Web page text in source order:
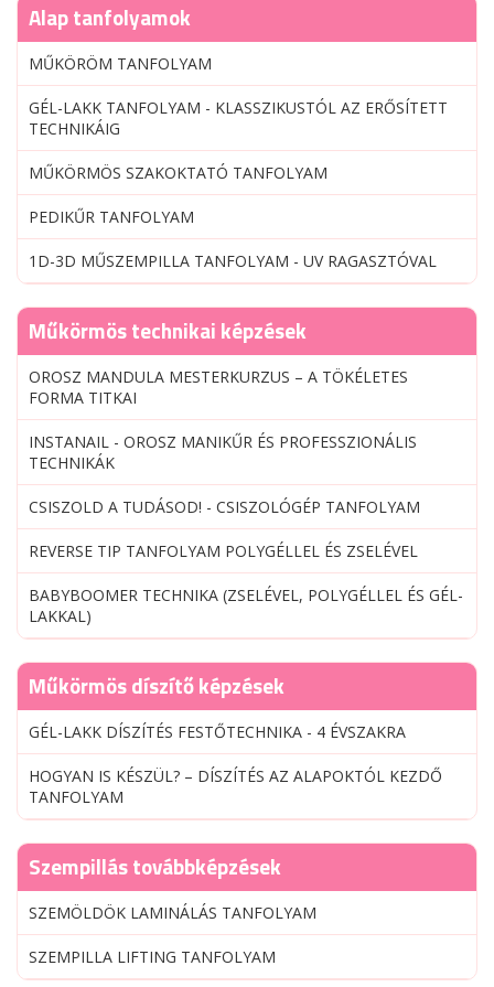
Alap tanfolyamok
MŰKÖRÖM TANFOLYAM
GÉL-LAKK TANFOLYAM - KLASSZIKUSTÓL AZ ERŐSÍTETT
TECHNIKÁIG
MŰKÖRMÖS SZAKOKTATÓ TANFOLYAM
PEDIKŰR TANFOLYAM
1D-3D MŰSZEMPILLA TANFOLYAM - UV RAGASZTÓVAL
Műkörmös technikai képzések
OROSZ MANDULA MESTERKURZUS – A TÖKÉLETES
FORMA TITKAI
INSTANAIL - OROSZ MANIKŰR ÉS PROFESSZIONÁLIS
TECHNIKÁK
CSISZOLD A TUDÁSOD! - CSISZOLÓGÉP TANFOLYAM
REVERSE TIP TANFOLYAM POLYGÉLLEL ÉS ZSELÉVEL
BABYBOOMER TECHNIKA (ZSELÉVEL, POLYGÉLLEL ÉS GÉL-
LAKKAL)
Műkörmös díszítő képzések
GÉL-LAKK DÍSZÍTÉS FESTŐTECHNIKA - 4 ÉVSZAKRA
HOGYAN IS KÉSZÜL? – DÍSZÍTÉS AZ ALAPOKTÓL KEZDŐ
TANFOLYAM
Szempillás továbbképzések
SZEMÖLDÖK LAMINÁLÁS TANFOLYAM
SZEMPILLA LIFTING TANFOLYAM